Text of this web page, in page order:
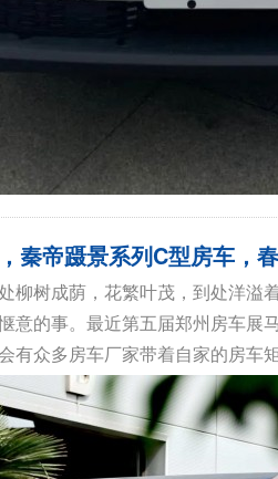
秦帝蹑景系列C型房车，
柳树成荫，花繁叶茂，到处洋
意的事。​最近第五届郑州房车
有众多房车厂家带着自家的房车